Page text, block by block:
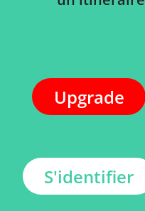
Upgrade
S'identifier